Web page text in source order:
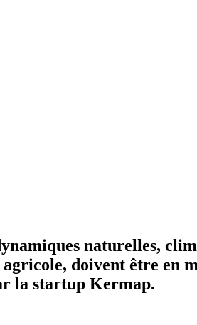
naturelles,
doivent être en
la startup Kermap.